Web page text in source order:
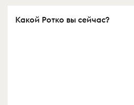
Какой Ротко вы сейчас?